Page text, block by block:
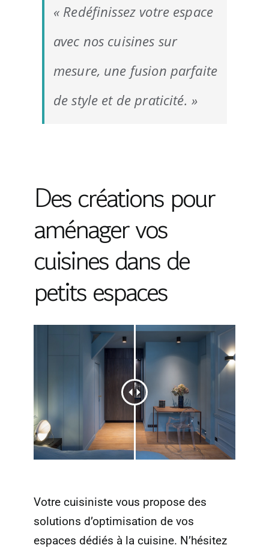
« Redéfinissez votre espace
avec nos cuisines sur
mesure, une fusion parfaite
de style et de praticité. »
Des créations pour
aménager vos
cuisines dans de
petits espaces
Votre cuisiniste vous propose des
solutions d’optimisation de vos
espaces dédiés à la cuisine. N’hésitez